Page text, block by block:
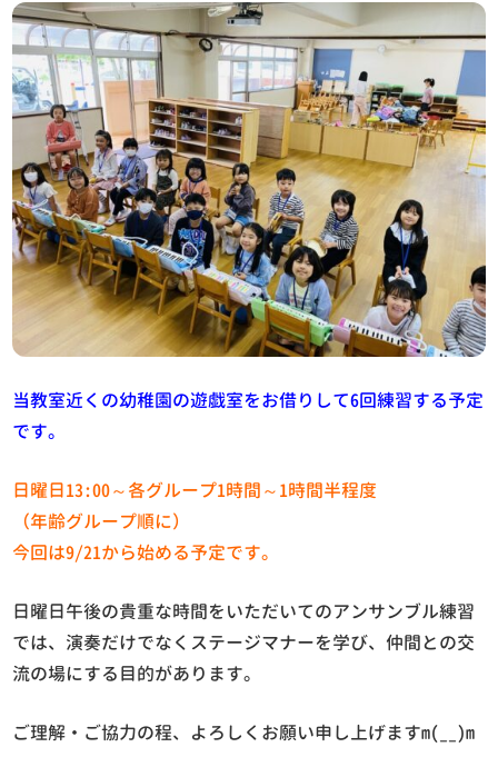
当教室近くの幼稚園の遊戯室をお借りして6回練習する予定
です。
日曜日13:00～各グループ1時間～1時間半程度
（年齢グループ順に）
今回は9/21から始める予定です。
日曜日午後の貴重な時間をいただいてのアンサンブル練習
では、演奏だけでなくステージマナーを学び、仲間との交
流の場にする目的があります。
ご理解・ご協力の程、よろしくお願い申し上げますm(__)m